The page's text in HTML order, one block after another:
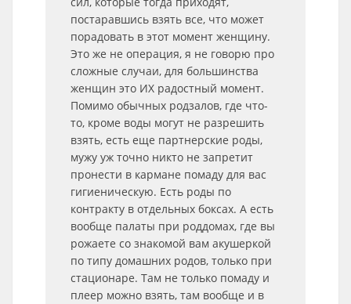
постаравшись взять все, что может
порадовать в этот момент женщину.
Это же не операция, я не говорю про
сложные случаи, для большинства
женщин это ИХ радостный момент.
Помимо обычных родзалов, где что-
то, кроме воды могут не разрешить
взять, есть еще партнерские роды,
мужу уж точно никто не запретит
пронести в кармане помаду для вас
гигиеническую. Есть роды по
контракту в отдельных боксах. А есть
вообще палаты при роддомах, где вы
рожаете со знакомой вам акушеркой
по типу домашних родов, только при
стационаре. Там не только помаду и
плеер можно взять, там вообще и в